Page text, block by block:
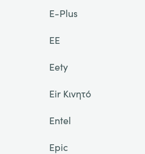
E-Plus
EE
Eety
Eir Κινητό
Entel
Epic